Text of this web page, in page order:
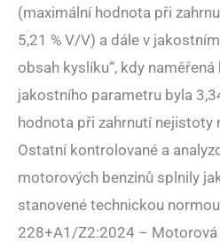
(maximální hodnota při
5,21 % V/V) a dále v
obsah kyslíku“, kdy
jakostního parametru byla
hodnota při zahrnutí nejistoty
Ostatní kontrolované a
motorových benzinů splnily
stanovené technickou normou
228+A1/Z2:2024 – Motorová